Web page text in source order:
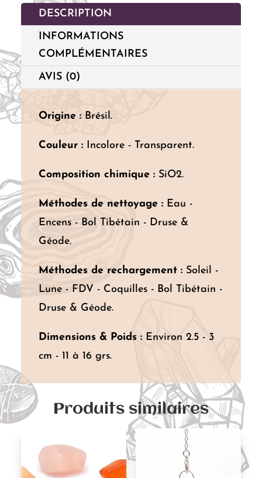
DESCRIPTION
INFORMATIONS
COMPLÉMENTAIRES
AVIS (0)
Origine :Brésil.
Couleur : Incolore - Transparent.
Composition chimique :SiO2.
Méthodes de nettoyage :Eau -
Encens - Bol Tibétain - Druse &
Géode.
Méthodes de rechargement :Soleil -
Lune - FDV - Coquilles - Bol Tibétain -
Druse & Géode.
Dimensions & Poids :Environ 2.5 - 3
cm - 11 à 16 grs.
Produits similaires